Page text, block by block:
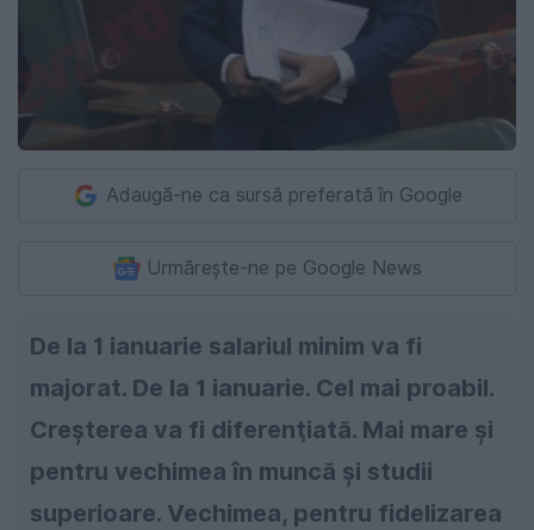
Adaugă-ne ca sursă preferată în Google
Urmărește-ne pe Google News
De la 1 ianuarie salariul minim va fi
majorat. De la 1 ianuarie. Cel mai proabil.
Creşterea va fi diferenţiată. Mai mare şi
pentru vechimea în muncă şi studii
superioare. Vechimea, pentru fidelizarea